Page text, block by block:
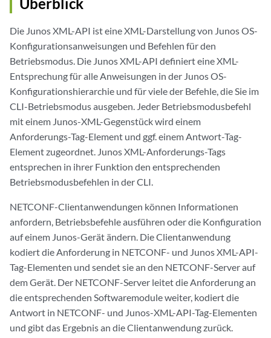
Die Junos XML-API ist eine XML-Darstellung von Junos OS-
Konfigurationsanweisungen und Befehlen für den
Betriebsmodus. Die Junos XML-API definiert eine XML-
Entsprechung für alle Anweisungen in der Junos OS-
Konfigurationshierarchie und für viele der Befehle, die Sie im
CLI-Betriebsmodus ausgeben. Jeder Betriebsmodusbefehl
mit einem Junos-XML-Gegenstück wird einem
Anforderungs-Tag-Element und ggf. einem Antwort-Tag-
Element zugeordnet. Junos XML-Anforderungs-Tags
entsprechen in ihrer Funktion den entsprechenden
Betriebsmodusbefehlen in der CLI.
NETCONF-Clientanwendungen können Informationen
anfordern, Betriebsbefehle ausführen oder die Konfiguration
auf einem Junos-Gerät ändern. Die Clientanwendung
kodiert die Anforderung in NETCONF- und Junos XML-API-
Tag-Elementen und sendet sie an den NETCONF-Server auf
dem Gerät. Der NETCONF-Server leitet die Anforderung an
die entsprechenden Softwaremodule weiter, kodiert die
Antwort in NETCONF- und Junos-XML-API-Tag-Elementen
und gibt das Ergebnis an die Clientanwendung zurück.